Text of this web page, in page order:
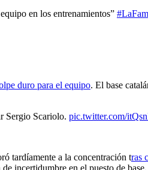
en los entrenamientos”
duro para el equipo. El base
Sergio Scariolo. pic.twitter.com/
tardíamente a la concentración tras
incertidumbre en el puesto de